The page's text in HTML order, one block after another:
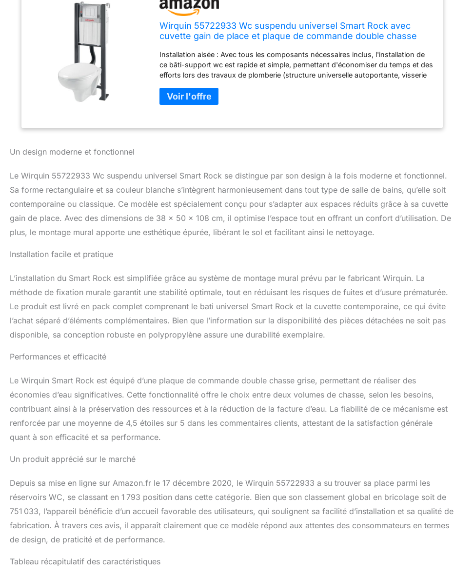
Wirquin 55722933 Wc suspendu universel Smart Rock avec
cuvette gain de place et plaque de commande double chasse
Installation aisée : Avec tous les composants nécessaires inclus, l'installation de
ce bâti-support wc est rapide et simple, permettant d'économiser du temps et des
efforts lors des travaux de plomberie (structure universelle autoportante, visserie
plaque de commande, manchette d'arrivée d'eau ajustable, manchon
d'évacuation extensible, pipe coudée d'évacuation). Polyvalence : Ce pack toilette
conception universelle (mur porteur ou non), ce qui en fait une solution pratique
satisfaction durable. Économie d'eau : La plaque de commande double chasse
permet de choisir entre une chasse d'eau économique et une chasse d'eau
Le pack universel wc suspendu design Smart Rock offre une cuvette au design
moderne, ajoutant une touche de sophistication à votre salle de bains tout en
s'intégrant facilement à différents styles de décoration.
Un design moderne et fonctionnel
Le Wirquin 55722933 Wc suspendu universel Smart Rock se distingue par son design à la fois moderne et fonctionnel.
Sa forme rectangulaire et sa couleur blanche s’intègrent harmonieusement dans tout type de salle de bains, qu’elle soit
contemporaine ou classique. Ce modèle est spécialement conçu pour s’adapter aux espaces réduits grâce à sa cuvette
gain de place. Avec des dimensions de 38 x 50 x 108 cm, il optimise l’espace tout en offrant un confort d’utilisation. De
plus, le montage mural apporte une esthétique épurée, libérant le sol et facilitant ainsi le nettoyage.
Installation facile et pratique
L’installation du Smart Rock est simplifiée grâce au système de montage mural prévu par le fabricant Wirquin. La
méthode de fixation murale garantit une stabilité optimale, tout en réduisant les risques de fuites et d’usure prématurée.
Le produit est livré en pack complet comprenant le bati universel Smart Rock et la cuvette contemporaine, ce qui évite
l’achat séparé d’éléments complémentaires. Bien que l’information sur la disponibilité des pièces détachées ne soit pas
disponible, sa conception robuste en polypropylène assure une durabilité exemplaire.
Performances et efficacité
Le Wirquin Smart Rock est équipé d’une plaque de commande double chasse grise, permettant de réaliser des
économies d’eau significatives. Cette fonctionnalité offre le choix entre deux volumes de chasse, selon les besoins,
contribuant ainsi à la préservation des ressources et à la réduction de la facture d’eau. La fiabilité de ce mécanisme est
renforcée par une moyenne de 4,5 étoiles sur 5 dans les commentaires clients, attestant de la satisfaction générale
quant à son efficacité et sa performance.
Un produit apprécié sur le marché
Depuis sa mise en ligne sur Amazon.fr le 17 décembre 2020, le Wirquin 55722933 a su trouver sa place parmi les
réservoirs WC, se classant en 1 793 position dans cette catégorie. Bien que son classement global en bricolage soit de
751 033, l’appareil bénéficie d’un accueil favorable des utilisateurs, qui soulignent sa facilité d’installation et sa qualité de
fabrication. À travers ces avis, il apparaît clairement que ce modèle répond aux attentes des consommateurs en termes
de design, de praticité et de performance.
Tableau récapitulatif des caractéristiques